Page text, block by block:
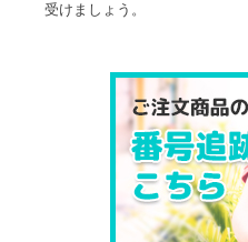
受けましょう。